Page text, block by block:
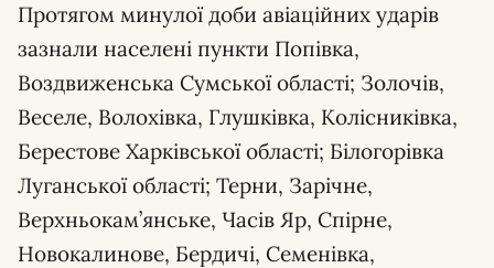
Протягом минулої доби авіаційних ударів
зазнали населені пункти Попівка,
Воздвиженська Сумської області; Золочів,
Веселе, Волохівка, Глушківка, Колісниківка,
Берестове Харківської області; Білогорівка
Луганської області; Терни, Зарічне,
Верхньокам’янське, Часів Яр, Спірне,
Новокалинове, Бердичі, Семенівка,